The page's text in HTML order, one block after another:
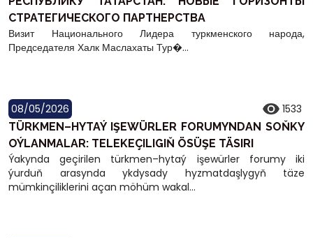
СТРАТЕГИЧЕСКОГО ПАРТНЕРСТВА
Визит Национального Лидера туркменского народа,
Председателя Халк Маслахаты Тур�...
08/05/2026 1533
TÜRKMEN–HYTAÝ IŞEWÜRLER FORUMYNDAN SOŇKY
OÝLANMALAR: TELEKEÇILIGIŇ ÖSÜŞE TÄSIRI
Ýakynda geçirilen türkmen–hytaý işewürler forumy iki
ýurduň arasynda ykdysady hyzmatdaşlygyň täze
mümkinçiliklerini açan möhüm wakal...